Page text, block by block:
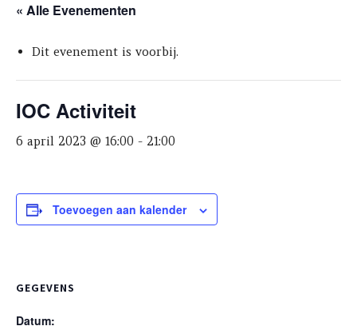
« Alle Evenementen
Dit evenement is voorbij.
IOC Activiteit
6 april 2023 @ 16:00 - 21:00
Toevoegen aan kalender
GEGEVENS
Datum: